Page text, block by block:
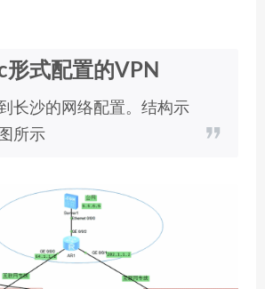
形式配置的VPN
长沙的网络配置。结构示
所示